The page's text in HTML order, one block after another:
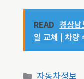
READ 경상
일 교체 | 차량
카
자동차정보